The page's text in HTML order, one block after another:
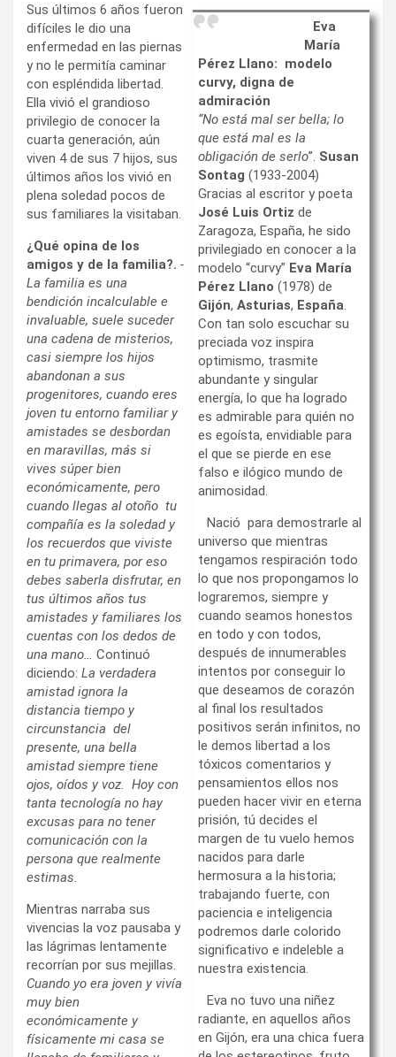
Eva
María
Pérez Llano: modelo
curvy, digna de
admiración
“No está mal ser bella; lo
que está mal es la
obligación de serlo”. Susan
Sontag (1933-2004)
Gracias al escritor y poeta
José Luis Ortiz de
Zaragoza, España, he sido
privilegiado en conocer a la
modelo “curvy” Eva María
Pérez Llano (1978) de
Gijón, Asturias, España.
Con tan solo escuchar su
preciada voz inspira
optimismo, trasmite
abundante y singular
energía, lo que ha logrado
es admirable para quién no
es egoísta, envidiable para
el que se pierde en ese
falso e ilógico mundo de
animosidad.
Nació para demostrarle al
universo que mientras
tengamos respiración todo
lo que nos propongamos lo
lograremos, siempre y
cuando seamos honestos
en todo y con todos,
después de innumerables
intentos por conseguir lo
que deseamos de corazón
al final los resultados
positivos serán infinitos, no
le demos libertad a los
tóxicos comentarios y
pensamientos ellos nos
pueden hacer vivir en eterna
prisión, tú decides el
margen de tu vuelo hemos
nacidos para darle
hermosura a la historia;
trabajando fuerte, con
paciencia e inteligencia
podremos darle colorido
significativo e indeleble a
nuestra existencia.
Eva no tuvo una niñez
radiante, en aquellos años
en Gijón, era una chica fuera
Sus últimos 6 años fueron
difíciles le dio una
enfermedad en las piernas
y no le permitía caminar
con espléndida libertad.
Ella vivió el grandioso
privilegio de conocer la
cuarta generación, aún
viven 4 de sus 7 hijos, sus
últimos años los vivió en
plena soledad pocos de
sus familiares la visitaban.
¿Qué opina de los
amigos y de la familia?. -
La familia es una
bendición incalculable e
invaluable, suele suceder
una cadena de misterios,
casi siempre los hijos
abandonan a sus
progenitores, cuando eres
joven tu entorno familiar y
amistades se desbordan
en maravillas, más si
vives súper bien
económicamente, pero
cuando llegas al otoño tu
compañía es la soledad y
los recuerdos que viviste
en tu primavera, por eso
debes saberla disfrutar, en
tus últimos años tus
amistades y familiares los
cuentas con los dedos de
una mano… Continuó
diciendo: La verdadera
amistad ignora la
distancia tiempo y
circunstancia del
presente, una bella
amistad siempre tiene
ojos, oídos y voz. Hoy con
tanta tecnología no hay
excusas para no tener
comunicación con la
persona que realmente
estimas.
Mientras narraba sus
vivencias la voz pausaba y
las lágrimas lentamente
recorrían por sus mejillas.
Cuando yo era joven y vivía
muy bien
económicamente y
físicamente mi casa se